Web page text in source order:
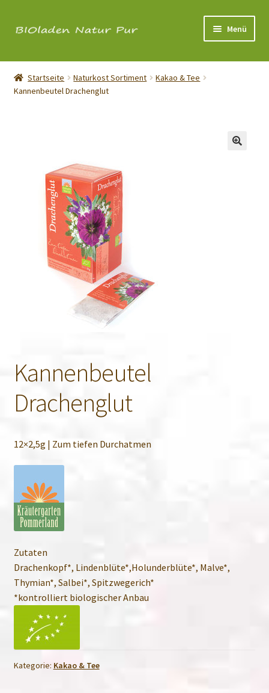
Navigation
Inhalt
Menü
Über uns
Shop
Impressum
Cookie-Richtlinie (EU)
Startseite Naturkost Sortiment
Kakao & Tee
Kannenbeutel Drachenglut
Kannenbeutel
Drachenglut
12×2,5g | Zum tiefen Durchatmen
Zutaten
Drachenkopf*, Lindenblüte*,Holunderblüte*, Malve*,
Thymian*, Salbei*, Spitzwegerich*
*kontrolliert biologischer Anbau
Kategorie: Kakao & Tee